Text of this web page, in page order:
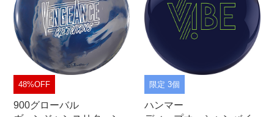
48%OFF
900グローバル
限定 3個
ハンマー